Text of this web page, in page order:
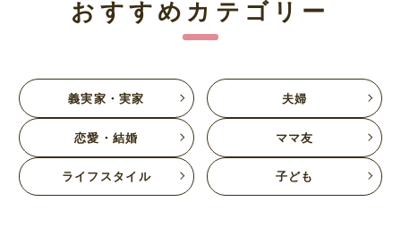
おすすめカテゴリー
義実家・実家 夫婦
恋愛・結婚 ママ友
ライフスタイル 子ども